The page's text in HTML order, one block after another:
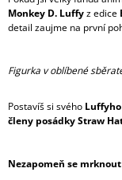
Monkey D. Luffyz edice
detail zaujme na první
Figurka v oblíbené
Postavíš si svého Luffyho
členy posádky Straw
Nezapomeň se